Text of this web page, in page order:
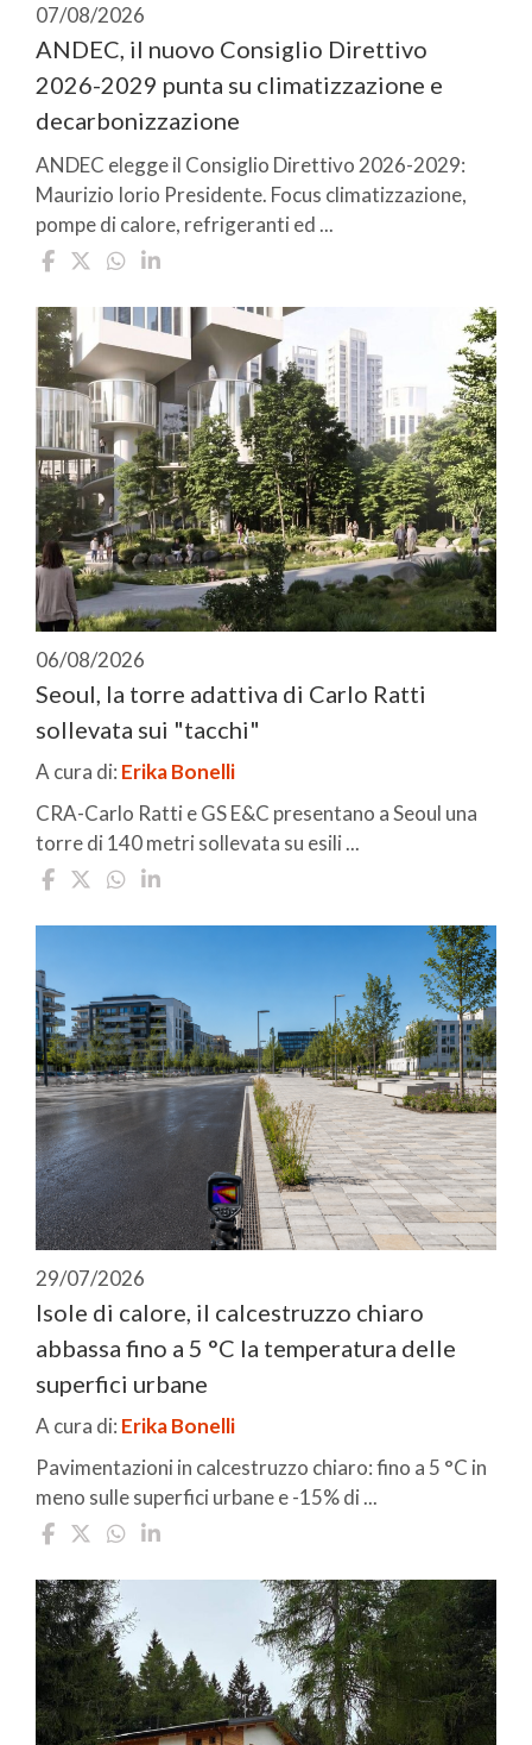
07/08/2026
ANDEC, il nuovo Consiglio Direttivo
2026-2029 punta su climatizzazione e
decarbonizzazione
ANDEC elegge il Consiglio Direttivo 2026-2029:
Maurizio Iorio Presidente. Focus climatizzazione,
pompe di calore, refrigeranti ed ...
06/08/2026
Seoul, la torre adattiva di Carlo Ratti
sollevata sui "tacchi"
A cura di: Erika Bonelli
CRA-Carlo Ratti e GS E&C presentano a Seoul una
torre di 140 metri sollevata su esili ...
29/07/2026
Isole di calore, il calcestruzzo chiaro
abbassa fino a 5 °C la temperatura delle
superfici urbane
A cura di: Erika Bonelli
Pavimentazioni in calcestruzzo chiaro: fino a 5 °C in
meno sulle superfici urbane e -15% di ...